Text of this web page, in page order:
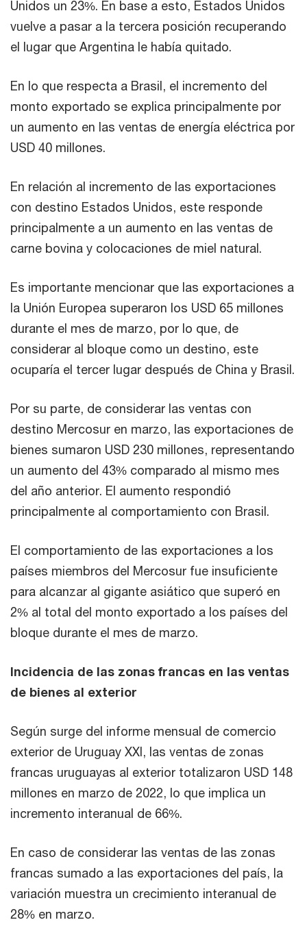
Unidos un 23%. En base a esto, Estados Unidos
vuelve a pasar a la tercera posición recuperando
el lugar que Argentina le había quitado.
En lo que respecta a Brasil, el incremento del
monto exportado se explica principalmente por
un aumento en las ventas de energía eléctrica por
USD 40 millones.
En relación al incremento de las exportaciones
con destino Estados Unidos, este responde
principalmente a un aumento en las ventas de
carne bovina y colocaciones de miel natural.
Es importante mencionar que las exportaciones a
la Unión Europea superaron los USD 65 millones
durante el mes de marzo, por lo que, de
considerar al bloque como un destino, este
ocuparía el tercer lugar después de China y Brasil.
Por su parte, de considerar las ventas con
destino Mercosur en marzo, las exportaciones de
bienes sumaron USD 230 millones, representando
un aumento del 43% comparado al mismo mes
del año anterior. El aumento respondió
principalmente al comportamiento con Brasil.
El comportamiento de las exportaciones a los
países miembros del Mercosur fue insuficiente
para alcanzar al gigante asiático que superó en
2% al total del monto exportado a los países del
bloque durante el mes de marzo.
Incidencia de las zonas francas en las ventas
de bienes al exterior
Según surge del informe mensual de comercio
exterior de Uruguay XXI, las ventas de zonas
francas uruguayas al exterior totalizaron USD 148
millones en marzo de 2022, lo que implica un
incremento interanual de 66%.
En caso de considerar las ventas de las zonas
francas sumado a las exportaciones del país, la
variación muestra un crecimiento interanual de
28% en marzo.